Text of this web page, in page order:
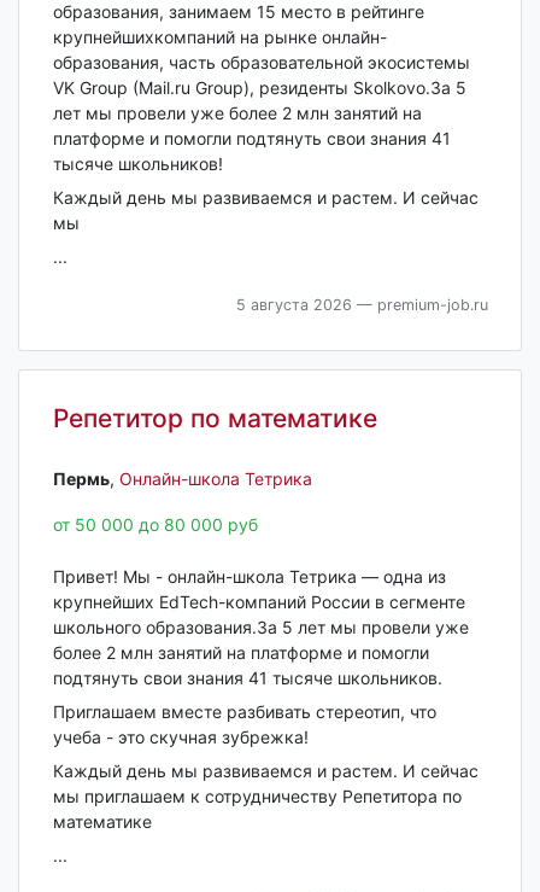
образования, занимаем 15 место в рейтинге
крупнейшихкомпаний на рынке онлайн-
образования, часть образовательной экосистемы
VK Group (Mail.ru Group), резиденты Skolkovo.За 5
лет мы провели уже более 2 млн занятий на
платформе и помогли подтянуть свои знания 41
тысяче школьников!
Каждый день мы развиваемся и растем. И сейчас
мы
...
5 августа 2026 — premium-job.ru
Репетитор по математике
Пермь‎, Онлайн-школа Тетрика
от 50 000 до 80 000 руб
Привет! Мы - онлайн-школа Тетрика — одна из
крупнейших EdTech-компаний России в сегменте
школьного образования.За 5 лет мы провели уже
более 2 млн занятий на платформе и помогли
подтянуть свои знания 41 тысяче школьников.
Приглашаем вместе разбивать стереотип, что
учеба - это скучная зубрежка!
Каждый день мы развиваемся и растем. И сейчас
мы приглашаем к сотрудничеству Репетитора по
математике
...